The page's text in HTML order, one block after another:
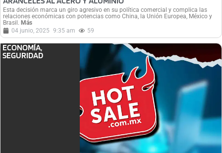
Esta decisión marca un giro agresivo en su política comercial y complica las
relaciones económicas con potencias como China, la Unión Europea, México y
Brasil. Más
04 junio, 2025 9:35 am 59
ECONOMÍA,
SEGURIDAD